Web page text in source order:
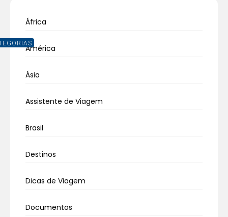
África
América
Ásia
Assistente de Viagem
Brasil
Destinos
Dicas de Viagem
Documentos